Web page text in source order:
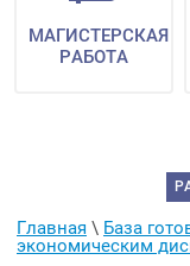
МАГИСТЕРСКАЯ
РАБОТА
Главная \ База
экономическим